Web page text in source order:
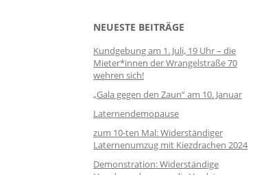
NEUESTE BEITRÄGE
Kundgebung am 1. Juli, 19 Uhr – die
Mieter*innen der Wrangelstraße 70
wehren sich!
„Gala gegen den Zaun“ am 10. Januar
Laternendemopause
zum 10-ten Mal: Widerständiger
Laternenumzug mit Kiezdrachen 2024
Demonstration: Widerständige